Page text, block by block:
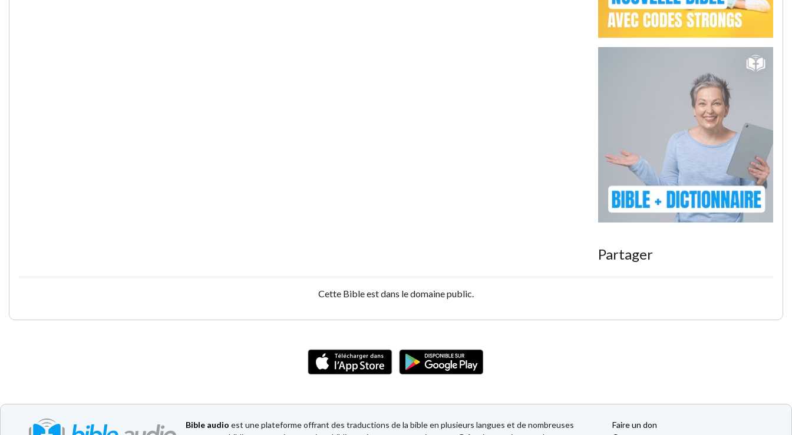
Partager
Cette Bible est dans le domaine public.
Bible audio est une plateforme offrant des traductions de la bible en plusieurs langues et de nombreuses
Faire un don